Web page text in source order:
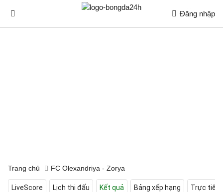
Đăng nhập
Trang chủ FC Olexandriya - Zorya
LiveScore Lịch thi đấu Kết quả Bảng xếp hạng Trực tiếp